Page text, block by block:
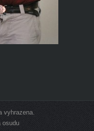
vyhrazena.
osudu